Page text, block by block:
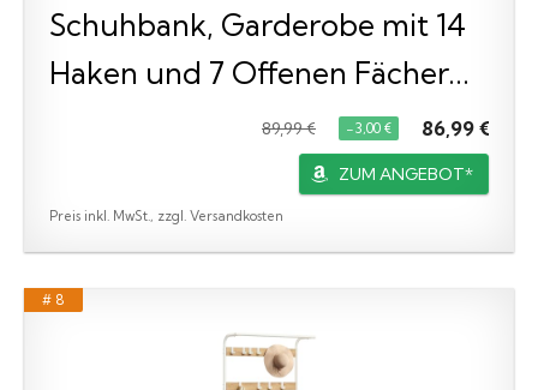
Schuhbank, Garderobe mit 14
Haken und 7 Offenen Fächer...
89,99 € −3,00 € 86,99 €
ZUM ANGEBOT*
Preis inkl. MwSt., zzgl. Versandkosten
# 8